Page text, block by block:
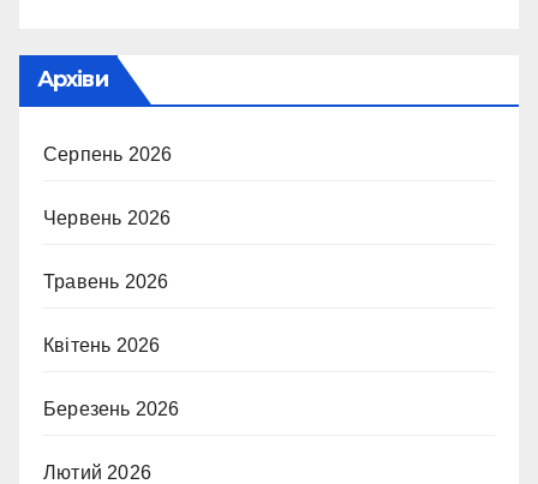
Архіви
Серпень 2026
Червень 2026
Травень 2026
Квітень 2026
Березень 2026
Лютий 2026